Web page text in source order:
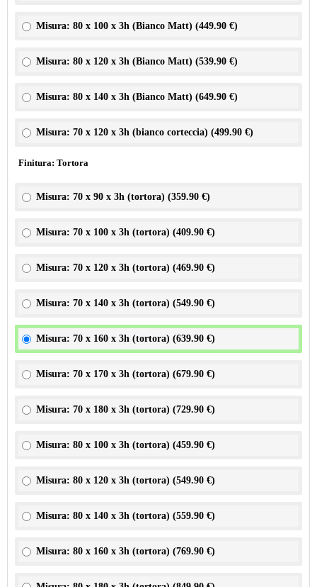
Misura: 80 x 100 x 3h (Bianco Matt) (449.90 €)
Misura: 80 x 120 x 3h (Bianco Matt) (539.90 €)
Misura: 80 x 140 x 3h (Bianco Matt) (649.90 €)
Misura: 70 x 120 x 3h (bianco corteccia) (499.90 €)
Finitura: Tortora
Misura: 70 x 90 x 3h (tortora) (359.90 €)
Misura: 70 x 100 x 3h (tortora) (409.90 €)
Misura: 70 x 120 x 3h (tortora) (469.90 €)
Misura: 70 x 140 x 3h (tortora) (549.90 €)
Misura: 70 x 160 x 3h (tortora) (639.90 €)
Misura: 70 x 170 x 3h (tortora) (679.90 €)
Misura: 70 x 180 x 3h (tortora) (729.90 €)
Misura: 80 x 100 x 3h (tortora) (459.90 €)
Misura: 80 x 120 x 3h (tortora) (549.90 €)
Misura: 80 x 140 x 3h (tortora) (559.90 €)
Misura: 80 x 160 x 3h (tortora) (769.90 €)